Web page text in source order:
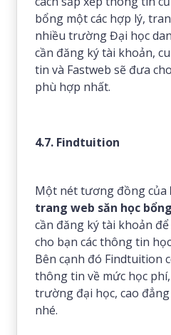
bổng một các hợp lý,
nhiều trường Đại học
cần đăng ký tài khoản,
tin và Fastweb sẽ đưa
phù hợp nhất.
4.7. Findtuition
Một nét tương đồng của
trang web săn học bổng
cần đăng ký tài khoản
cho bạn các thông tin
Bên cạnh đó Findtuition
thông tin về mức học
trường đại học, cao
nhé.